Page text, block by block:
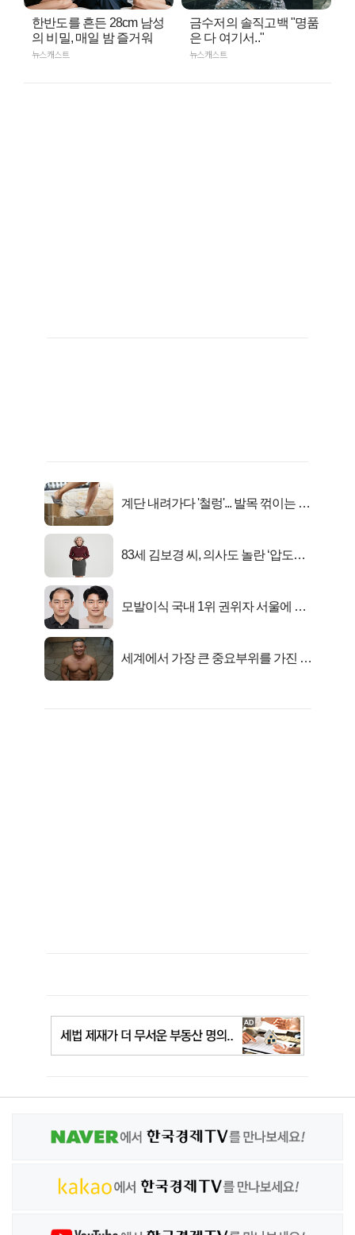
한반도를 흔든 28cm 남성
의 비밀, 매일 밤 즐거워
뉴스캐스트
금수저의 솔직고백 "명품
은 다 여기서.."
뉴스캐스트
계단 내려가다 '철렁'... 발목 꺾이는 이
83세 김보경 씨, 의사도 놀란 ‘압도적
모발이식 국내 1위 권위자 서울에 있
세계에서 가장 큰 중요부위를 가진 남